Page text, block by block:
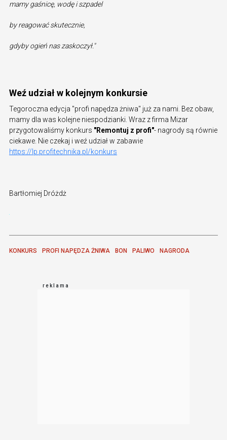
mamy gaśnicę, wodę i szpadel
by reagować skutecznie,
gdyby ogień nas zaskoczył."
Weź udział w kolejnym konkursie
Tegoroczna edycja "profi napędza żniwa" już za nami. Bez obaw,
mamy dla was kolejne niespodzianki. Wraz z firma Mizar
przygotowaliśmy konkurs "Remontuj z profi"- nagrody są równie
ciekawe. Nie czekaj i weź udział w zabawie
https://lp.profitechnika.pl/konkurs
Bartłomiej Dróżdż
KONKURS PROFI NAPĘDZA ŻNIWA BON PALIWO NAGRODA